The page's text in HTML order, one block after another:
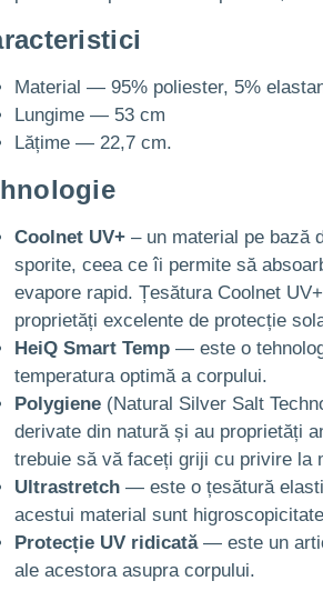
Material — 95% poliester, 5%
Lungime — 53 cm
Lățime — 22,7 cm.
Coolnet UV+ – un material pe bază
sporite, ceea ce îi permite să
evapore rapid. Țesătura Coolnet
proprietăți excelente de protecție
HeiQ Smart Temp — este o
temperatura optimă a corpului.
Polygiene (Natural Silver Salt
derivate din natură și au proprietăți
trebuie să vă faceți griji cu privire la
Ultrastretch — este o țesătură
acestui material sunt
Protecție UV ridicată— este un
ale acestora asupra corpului.